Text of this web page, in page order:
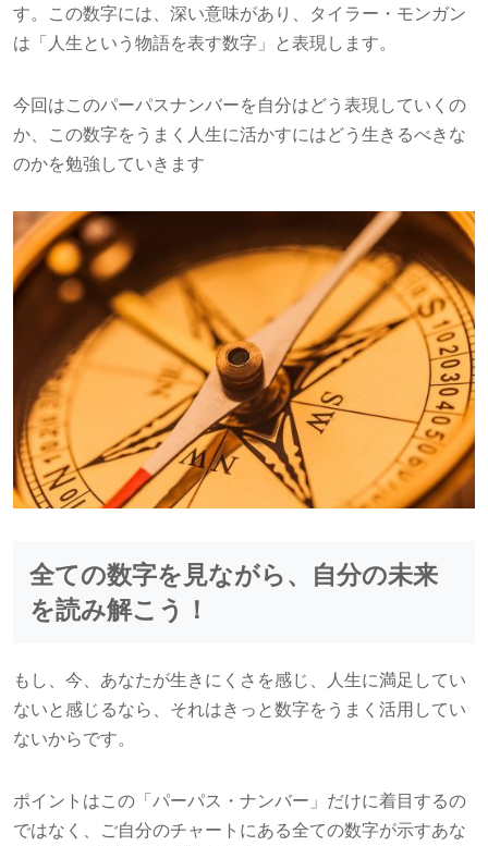
す。この数字には、深い意味があり、タイラー・モンガン
は「人生という物語を表す数字」と表現します。
今回はこのパーパスナンバーを自分はどう表現していくの
か、この数字をうまく人生に活かすにはどう生きるべきな
のかを勉強していきます
全ての数字を見ながら、自分の未来
を読み解こう！
もし、今、あなたが生きにくさを感じ、人生に満足してい
ないと感じるなら、それはきっと数字をうまく活用してい
ないからです。
ポイントはこの「パーパス・ナンバー」だけに着目するの
ではなく、ご自分のチャートにある全ての数字が示すあな